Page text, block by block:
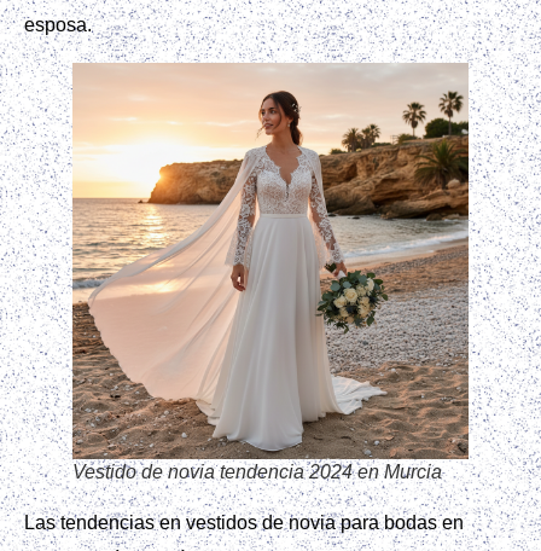
esposa.
Vestido de novia tendencia 2024 en Murcia
Las tendencias en vestidos de novia para bodas en